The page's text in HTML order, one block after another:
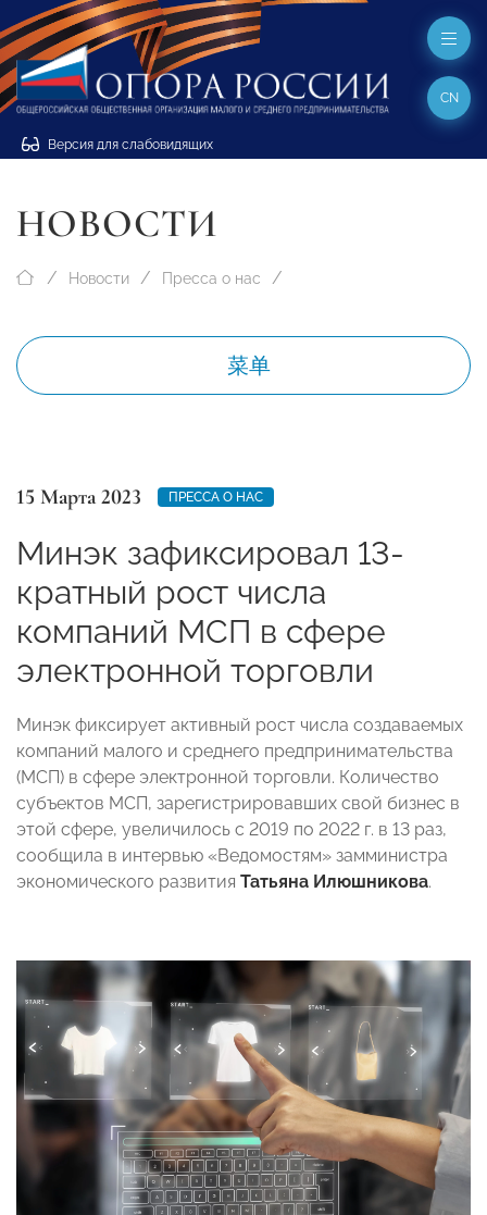
Версия для слабовидящих
CN
НОВОСТИ
Новости Пресса о нас
菜单
15 Марта 2023 ПРЕССА О НАС
Минэк зафиксировал 13-
кратный рост числа
компаний МСП в сфере
электронной торговли
Минэк фиксирует активный рост числа создаваемых
компаний малого и среднего предпринимательства
(МСП) в сфере электронной торговли. Количество
субъектов МСП, зарегистрировавших свой бизнес в
этой сфере, увеличилось с 2019 по 2022 г. в 13 раз,
сообщила в интервью «Ведомостям» замминистра
экономического развития Татьяна Илюшникова.